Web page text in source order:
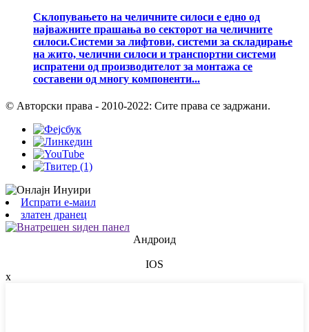
Склопувањето на челичните силоси е едно од
најважните прашања во секторот на челичните
силоси.Системи за лифтови, системи за складирање
на жито, челични силоси и транспортни системи
испратени од производителот за монтажа се
составени од многу компоненти...
© Авторски права - 2010-2022: Сите права се задржани.
Испрати е-маил
златен дранец
Андроид
IOS
x